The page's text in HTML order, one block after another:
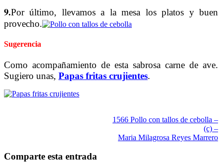
9.Por último, llevamos a la mesa los platos y buen
provecho.
Sugerencia
Como acompañamiento de esta sabrosa carne de ave.
Sugiero unas, Papas fritas crujientes.
1566 Pollo con tallos de cebolla –
(c) –
Maria Milagrosa Reyes Marrero
Comparte esta entrada